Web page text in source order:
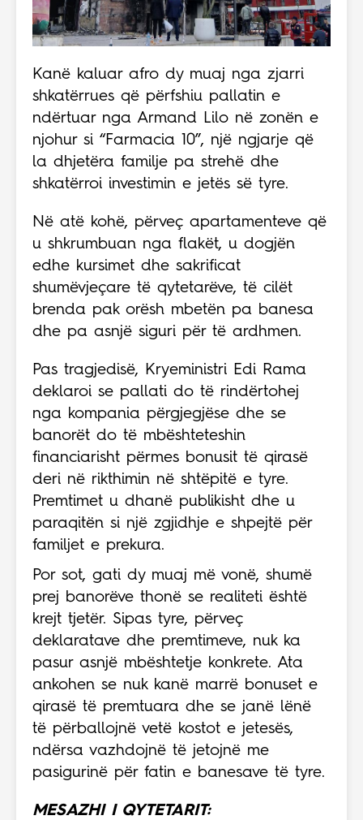
Kanë kaluar afro dy muaj nga zjarri
shkatërrues që përfshiu pallatin e
ndërtuar nga Armand Lilo në zonën e
njohur si “Farmacia 10”, një ngjarje që
la dhjetëra familje pa strehë dhe
shkatërroi investimin e jetës së tyre.
Në atë kohë, përveç apartamenteve që
u shkrumbuan nga flakët, u dogjën
edhe kursimet dhe sakrificat
shumëvjeçare të qytetarëve, të cilët
brenda pak orësh mbetën pa banesa
dhe pa asnjë siguri për të ardhmen.
Pas tragjedisë, Kryeministri Edi Rama
deklaroi se pallati do të rindërtohej
nga kompania përgjegjëse dhe se
banorët do të mbështeteshin
financiarisht përmes bonusit të qirasë
deri në rikthimin në shtëpitë e tyre.
Premtimet u dhanë publikisht dhe u
paraqitën si një zgjidhje e shpejtë për
familjet e prekura.
Por sot, gati dy muaj më vonë, shumë
prej banorëve thonë se realiteti është
krejt tjetër. Sipas tyre, përveç
deklaratave dhe premtimeve, nuk ka
pasur asnjë mbështetje konkrete. Ata
ankohen se nuk kanë marrë bonuset e
qirasë të premtuara dhe se janë lënë
të përballojnë vetë kostot e jetesës,
ndërsa vazhdojnë të jetojnë me
pasigurinë për fatin e banesave të tyre.
MESAZHI I QYTETARIT: